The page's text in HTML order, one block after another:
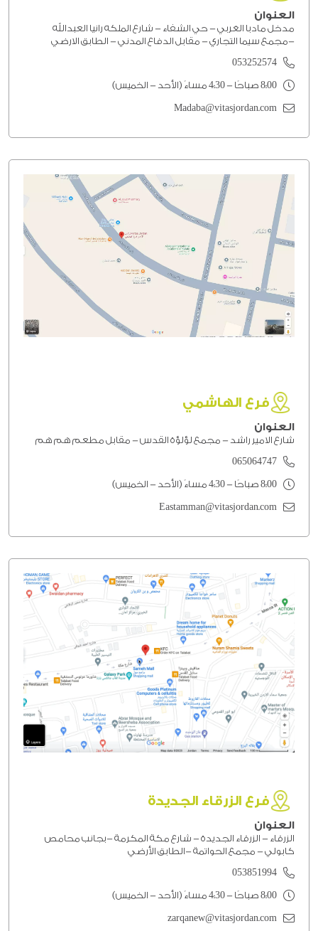
العنوان
مدخل مادبا الغربي - حي الشفاء - شارع الملكه رانيا العبدالله
-مجمع سيما التجاري - مقابل الدفاع المدني - الطابق الارضي
053252574
8:00 صباحًا - 4:30 مساءً (الأحد - الخميس)
Madaba@vitasjordan.com
فرع الهاشمي
العنوان
شارع الامير راشد - مجمع لؤلؤة القدس - مقابل مطعم هم هم
065064747
8:00 صباحًا - 4:30 مساءً (الأحد - الخميس)
Eastamman@vitasjordan.com
فرع الزرقاء الجديدة
العنوان
الزرقاء - الزرقاء الجديدة - شارع مكة المكرمة -بجانب محامص
كابولي - مجمع الحواتمة -الطابق الأرضي
053851994
8:00 صباحًا - 4:30 مساءً (الأحد - الخميس)
zarqanew@vitasjordan.com